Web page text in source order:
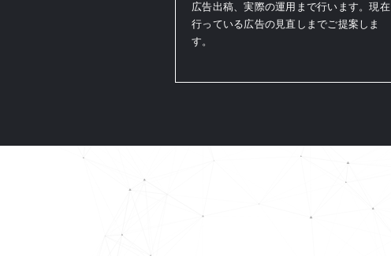
広告出稿、実際の運用まで行います。現在
行っている広告の見直しまでご提案しま
す。